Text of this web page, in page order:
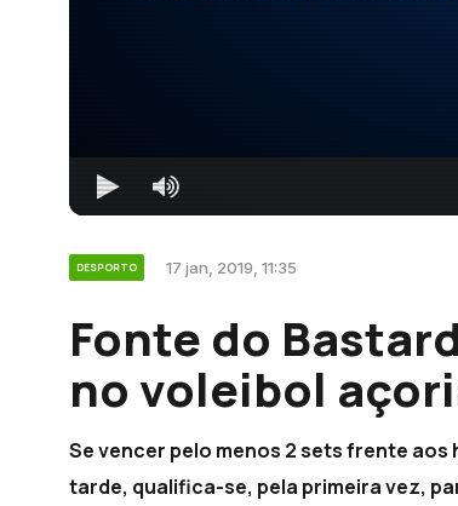
DESPORTO 17 jan, 2019, 11:35
Fonte do
no voleibol
Se vencer pelo menos 2 sets frente aos
tarde, qualifica-se, pela primeira vez,